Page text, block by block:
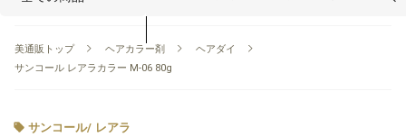
美通販トップ ヘアカラー剤
ヘアダイ
サンコール レアラカラー M-06 80g
サンコール/ レアラ